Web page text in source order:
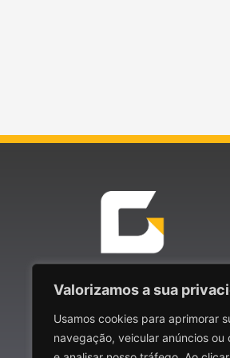
Valorizamos a sua
Usamos cookies para aprimorar
navegação, veicular anúncios
Ed. Infinity Prime Offices
Av. Anita Garibaldi,850
Copyright 2020 – Todos